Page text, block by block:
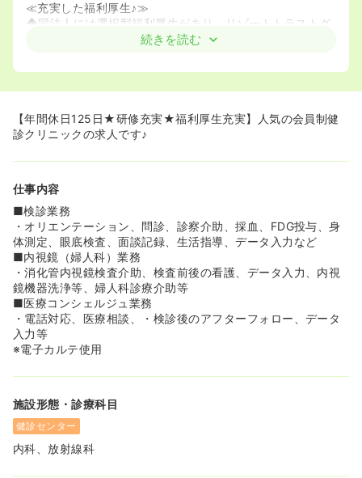
≪充実した福利厚生♪≫
◆同法人には選択型福利厚生があり、リゾートトラストグ
ループが運営する施設を利用できます！会員制リゾートホ
看護職員は患者様を1～2名担当し診断を行います。完全予
約制のクリニックになりますので慌しさはございません。
時間も少ないです！また、基本土日がお休みですので、プ
≪学習意欲の高い方にオススメ！≫
◆予防医療を提供する最先端の施設となっておりますの
で、これまでのご経験を活かしながら、新しいことも学べ
る環境です☆
◆通信教育や資格取得の補助も出るのでご自身の看護師と
してのレベルアップができます！
≪女性が活躍できる環境が整っています！≫
◆愛知県から「あいち女性輝きカンパニー」優良企業に認
定されており、産前産後休暇・育児休業の取得実績も数多
ており、子育てしやすい職場としても人気が高いクリニッ
続きを読む
【年間休日125日★研修充実★福利厚生充実】人気の会員制健
診クリニックの求人です♪
仕事内容
■検診業務
・オリエンテーション、問診、診察介助、採血、FDG投与、身
体測定、眼底検査、面談記録、生活指導、データ入力など
■内視鏡（婦人科）業務
・消化管内視鏡検査介助、検査前後の看護、データ入力、内視
鏡機器洗浄等、婦人科診療介助等
■医療コンシェルジュ業務
・電話対応、医療相談、・検診後のアフターフォロー、データ
入力等
※電子カルテ使用
施設形態・診療科目
健診センター
内科、放射線科